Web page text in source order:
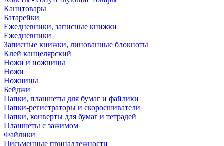
Канцтовары
Батарейки
Ежедневники, записные книжки
Ежедневники
Записные книжки, линованные блокноты
Клей канцелярский
Ножи и ножницы
Ножи
Ножницы
Бейджи
Папки, планшеты для бумаг и файлики
Папки-регистраторы и скоросшиватели
Папки, конверты для бумаг и тетрадей
Планшеты с зажимом
Файлики
Письменные принадлежности